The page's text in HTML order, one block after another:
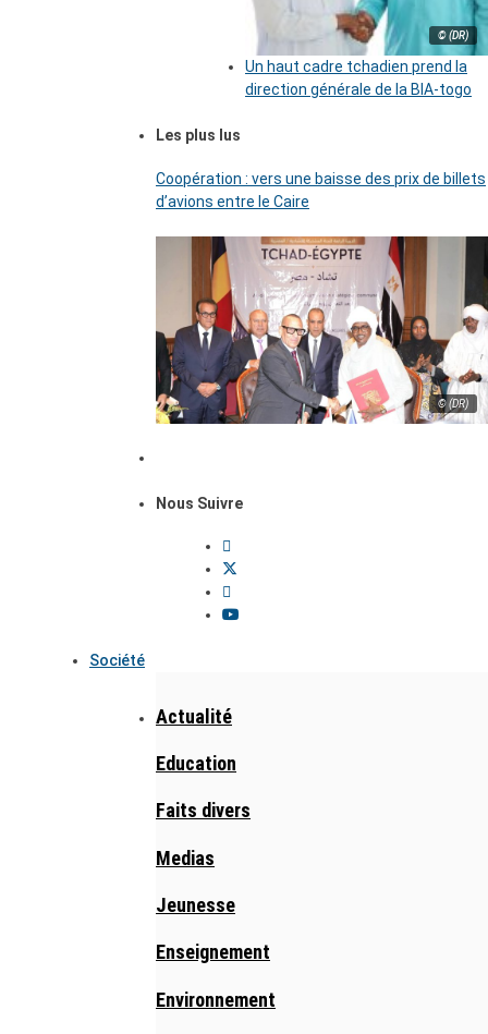
© (DR)
Un haut cadre tchadien prend la
direction générale de la BIA-togo
Les plus lus
Coopération : vers une baisse des prix de billets
d’avions entre le Caire
© (DR)
Nous Suivre
Société
Actualité
Education
Faits divers
Medias
Jeunesse
Enseignement
Environnement